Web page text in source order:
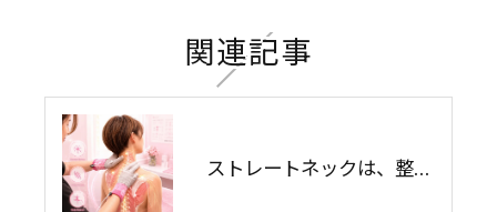
関連記事
ストレートネックは、整体やマッサージで改善するのか？